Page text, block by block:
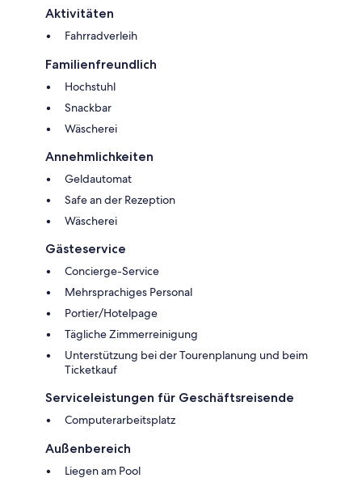
Aktivitäten
Fahrradverleih
Familienfreundlich
Hochstuhl
Snackbar
Wäscherei
Annehmlichkeiten
Geldautomat
Safe an der Rezeption
Wäscherei
Gästeservice
Concierge-Service
Mehrsprachiges Personal
Portier/Hotelpage
Tägliche Zimmerreinigung
Unterstützung bei der Tourenplanung und beim
Ticketkauf
Serviceleistungen für Geschäftsreisende
Computerarbeitsplatz
Außenbereich
Liegen am Pool